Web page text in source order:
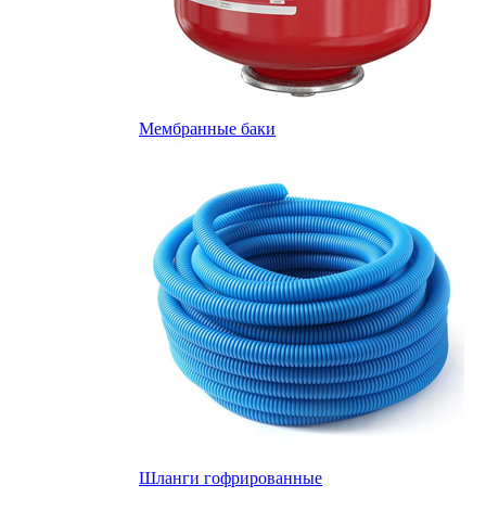
Мембранные баки
Шланги гофрированные